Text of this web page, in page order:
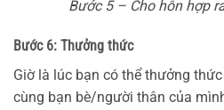
Bước 5 – Cho hỗn hợp
Bước 6: Thưởng thức
Giờ là lúc bạn có thể thưởng
cùng bạn bè/người thân của